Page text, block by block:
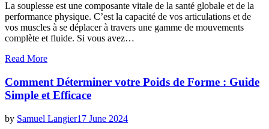
La souplesse est une composante vitale de la santé globale et de la
performance physique. C’est la capacité de vos articulations et de
vos muscles à se déplacer à travers une gamme de mouvements
complète et fluide. Si vous avez…
Read More
Comment Déterminer votre Poids de Forme : Guide
Simple et Efficace
by Samuel LangierPosted
17 June 2024